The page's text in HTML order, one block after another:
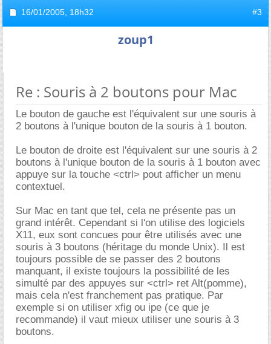
16/01/2005, 18h32 #3
zoup1
Re : Souris à 2 boutons pour Mac
Le bouton de gauche est l'équivalent sur une souris à
2 boutons à l'unique bouton de la souris à 1 bouton.
Le bouton de droite est l'équivalent sur une souris à 2
boutons à l'unique bouton de la souris à 1 bouton avec
appuye sur la touche <ctrl> pout afficher un menu
contextuel.
Sur Mac en tant que tel, cela ne présente pas un
grand intérêt. Cependant si l'on utilise des logiciels
X11, eux sont concues pour être utilisés avec une
souris à 3 boutons (héritage du monde Unix). Il est
toujours possible de se passer des 2 boutons
manquant, il existe toujours la possibilité de les
simulté par des appuyes sur <ctrl> ret Alt(pomme),
mais cela n'est franchement pas pratique. Par
exemple si on utiliser xfig ou ipe (ce que je
recommande) il vaut mieux utiliser une souris à 3
boutons.